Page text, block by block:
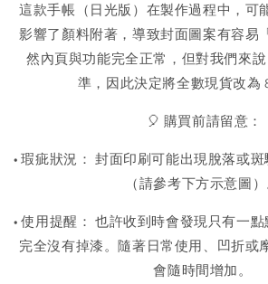
這款手帳（日光版）在製作過程中，可
影響了顏料附著，導致封面圖案有容易
然內頁與功能完全正常，但對我們來
準，因此決定將全數現貨改為
🎈 購買前請留意：
• 瑕疵狀況： 封面印刷可能出現脫落或
（請參考下方示意圖）
• 使用提醒： 也許收到時會發現只有一
完全沒有掉漆。隨著日常使用、凹折或
會隨時間增加。